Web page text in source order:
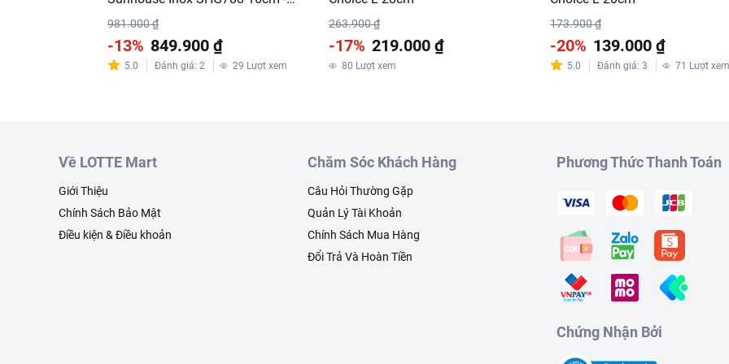
20cm - 24cm
981.000 ₫
-13% 849.900 ₫
5.0 Đánh giá: 2 29 Lượt xem
263.900 ₫
-17% 219.000 ₫
80 Lượt xem
173.900 ₫
-20% 139.000 ₫
5.0 Đánh giá: 3 71 Lượt xem
Về LOTTE Mart
Giới Thiệu
Chính Sách Bảo Mật
Điều kiện & Điều khoản
Chăm Sóc Khách Hàng
Câu Hỏi Thường Gặp
Quản Lý Tài Khoản
Chính Sách Mua Hàng
Đổi Trả Và Hoàn Tiền
Phương Thức Thanh Toán
Chứng Nhận Bởi